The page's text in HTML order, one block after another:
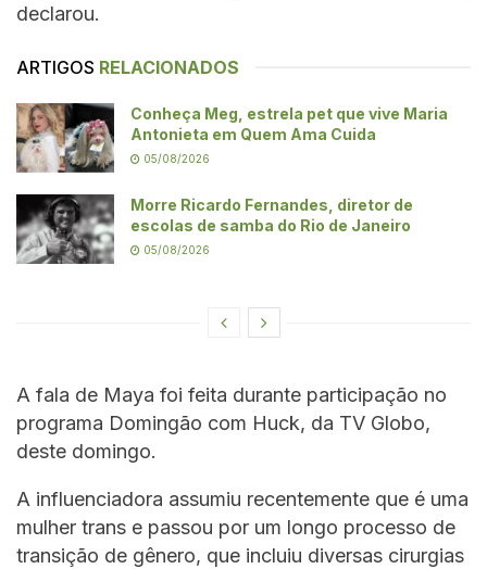
declarou.
ARTIGOS RELACIONADOS
Conheça Meg, estrela pet que vive Maria
Antonieta em Quem Ama Cuida
05/08/2026
Morre Ricardo Fernandes, diretor de
escolas de samba do Rio de Janeiro
05/08/2026
A fala de Maya foi feita durante participação no
programa Domingão com Huck, da TV Globo,
deste domingo.
A influenciadora assumiu recentemente que é uma
mulher trans e passou por um longo processo de
transição de gênero, que incluiu diversas cirurgias